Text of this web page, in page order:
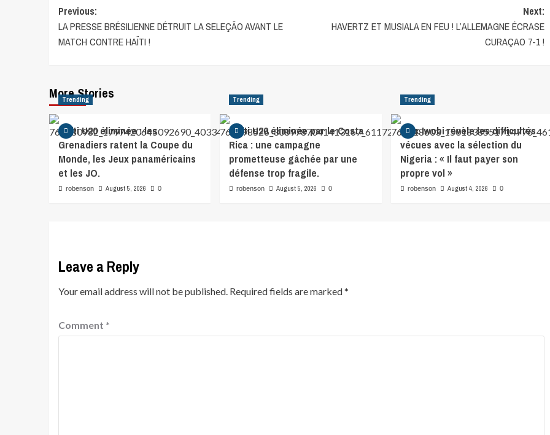
Previous:
LA PRESSE BRÉSILIENNE DÉTRUIT LA SELEÇÃO AVANT LE
MATCH CONTRE HAÏTI !
Next:
HAVERTZ ET MUSIALA EN FEU ! L’ALLEMAGNE ÉCRASE
CURAÇAO 7-1 !
More Stories
Trending
Haïti U20 éliminée : les
Grenadiers ratent la Coupe du
Monde, les Jeux panaméricains
et les JO.
robenson August 5, 2026 0
Trending
Haïti U20 éliminée par le Costa
Rica : une campagne
prometteuse gâchée par une
défense trop fragile.
robenson August 5, 2026 0
Trending
Alex Iwobi révèle les difficultés
vécues avec la sélection du
Nigeria : « Il faut payer son
propre vol »
robenson August 4, 2026 0
Leave a Reply
Your email address will not be published. Required fields are marked*
Comment *